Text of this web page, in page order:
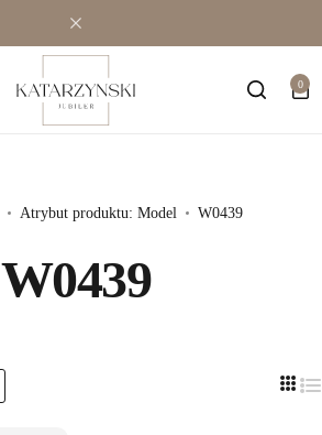
0
Atrybut produktu: Model W0439
W0439